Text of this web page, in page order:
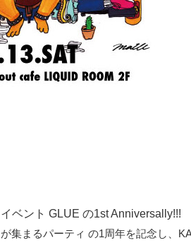
ベント GLUE の1st Anniversally!!!
集まるパーティ の1周年を記念し、